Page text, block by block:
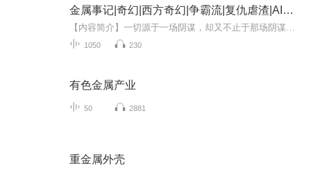
金属事记|奇幻|西方奇幻|争霸流|复仇虐渣|AI专辑
1050 230
有色金属产业
50 2881
重金属外壳